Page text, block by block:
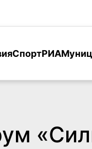
СпортРИА